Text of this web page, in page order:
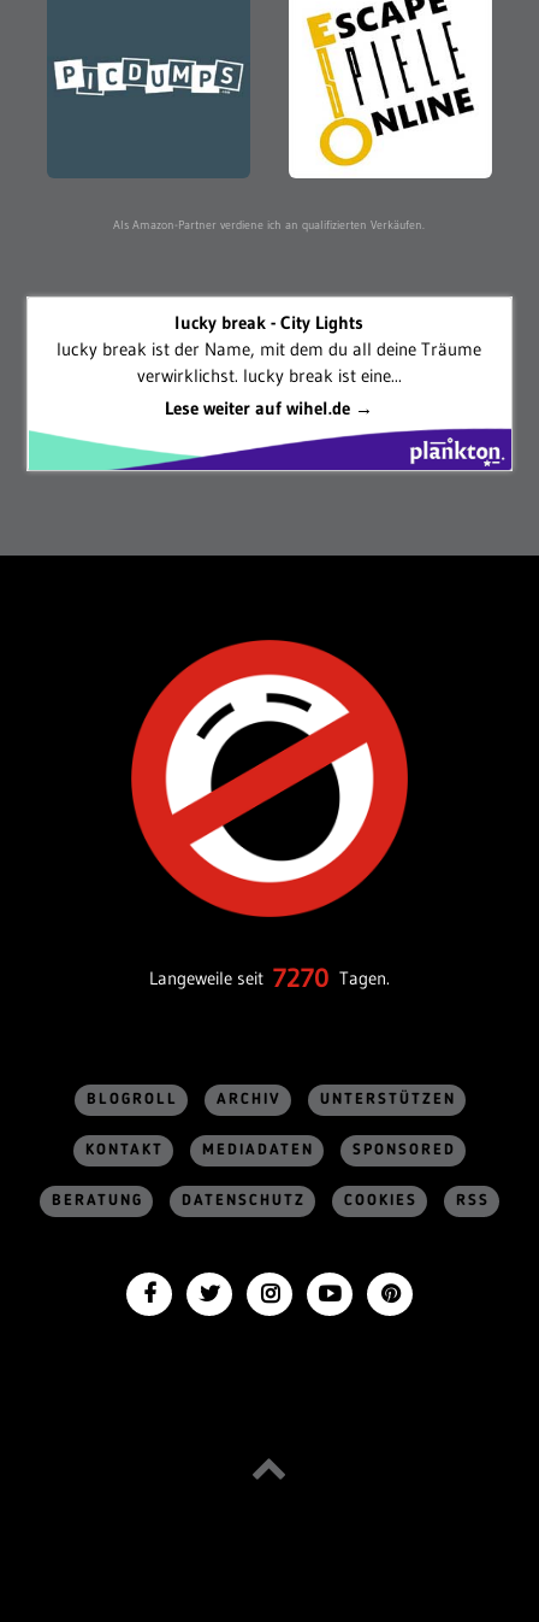
Als Amazon-Partner verdiene ich an qualifizierten Verkäufen.
lucky break - City Lights
lucky break ist der Name, mit dem du all deine Träume
verwirklichst. lucky break ist eine...
Lese weiter auf wihel.de →
Langeweile seit 7270 Tagen.
BLOGROLL ARCHIV UNTERSTÜTZEN
KONTAKT MEDIADATEN SPONSORED
BERATUNG DATENSCHUTZ COOKIES RSS